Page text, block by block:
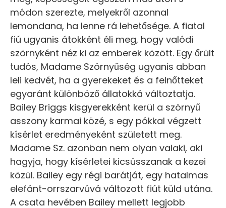
módon szerezte, melyekről azonnal
lemondana, ha lenne rá lehetősége. A fiatal
fiú ugyanis átokként éli meg, hogy valódi
szörnyként néz ki az emberek között. Egy őrült
tudós, Madame Szörnyűség ugyanis abban
leli kedvét, ha a gyerekeket és a felnőtteket
egyaránt különböző állatokká változtatja.
Bailey Briggs kisgyerekként kerül a szörnyű
asszony karmai közé, s egy pókkal végzett
kísérlet eredményeként született meg.
Madame Sz. azonban nem olyan valaki, aki
hagyja, hogy kísérletei kicsússzanak a kezei
közül. Bailey egy régi barátját, egy hatalmas
elefánt-orrszarvúvá változott fiút küld utána.
A csata hevében Bailey mellett legjobb